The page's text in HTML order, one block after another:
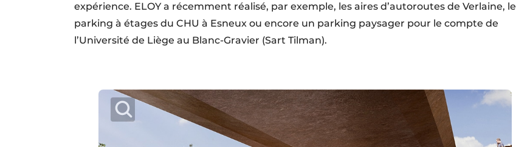
expérience. ELOY a récemment réalisé, par exemple, les aires d’autoroutes de Verlaine, le
parking à étages du CHU à Esneux ou encore un parking paysager pour le compte de
l’Université de Liège au Blanc-Gravier (Sart Tilman).